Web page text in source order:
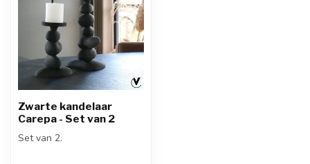
Zwarte kandelaar
Carepa - Set van 2
Set van 2.